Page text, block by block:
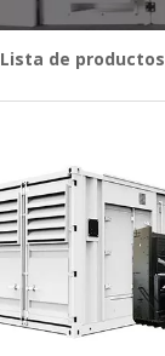
Lista de productos